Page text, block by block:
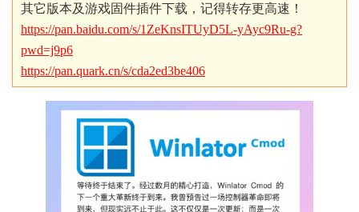
其它版本及游戏固件插件下载，记得转存更高速！
https://pan.baidu.com/s/1ZeKnsITUyD5L-yAyc9Ru-g?
pwd=j9p6
https://pan.quark.cn/s/cda2ed3be406